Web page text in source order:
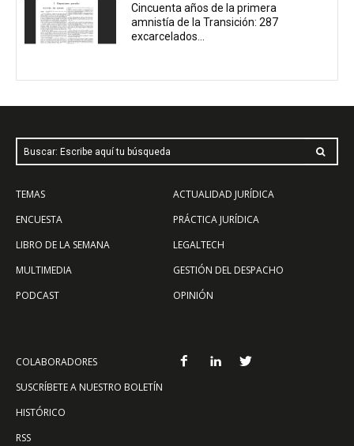
Cincuenta años de la primera
amnistía de la Transición: 287
excarcelados...
Buscar: Escribe aquí tu búsqueda
TEMAS
ENCUESTA
LIBRO DE LA SEMANA
MULTIMEDIA
PODCAST
ACTUALIDAD JURÍDICA
PRÁCTICA JURÍDICA
LEGALTECH
GESTIÓN DEL DESPACHO
OPINIÓN
COLABORADORES
SUSCRÍBETE A NUESTRO BOLETÍN
HISTÓRICO
RSS